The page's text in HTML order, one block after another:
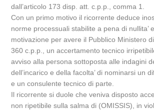
dall’articolo 173 disp. att. c.p.p., comma 1.
Con un primo motivo il ricorrente deduce
norme processuali stabilite a pena di nullita’
motivazione per avere il Pubblico Ministero
360 c.p.p., un accertamento tecnico
avviso alla persona sottoposta alle indagini
dell’incarico e della facolta’ di nominarsi un
e un consulente tecnico di parte.
Il ricorrente si duole che veniva disposto
non ripetibile sulla salma di (OMISSIS), in